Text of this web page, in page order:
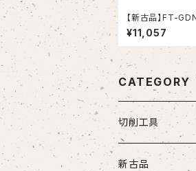
【新古品】FT-
5 超硬ドリル
¥11,057
CATEGORY
切削工具
ドリル
新古品